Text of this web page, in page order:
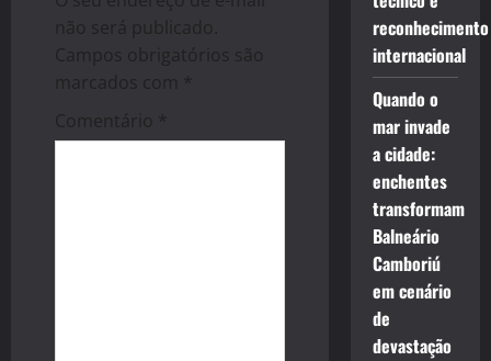
g
a
t
i
não será publicado.
Campos obrigatórios são
marcados com *
Comentário *
reconhecimento
internacional
Quando o
mar invade
a cidade:
enchentes
transformam
Balneário
Camboriú
em cenário
de
devastação